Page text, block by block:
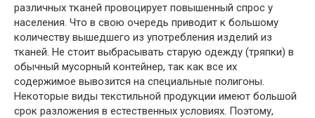
различных тканей провоцирует повышенный спрос у
населения. Что в свою очередь приводит к большому
количеству вышедшего из употребления изделий из
тканей. Не стоит выбрасывать старую одежду (тряпки) в
обычный мусорный контейнер, так как все их
содержимое вывозится на специальные полигоны.
Некоторые виды текстильной продукции имеют большой
срок разложения в естественных условиях. Поэтому,